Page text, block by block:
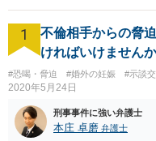
1
不倫相手からの脅
ければいけませんか
#恐喝・脅迫 #婚外の妊娠 #示談
2020年5月24日
刑事事件に強い弁護士
本庄 卓磨 弁護士